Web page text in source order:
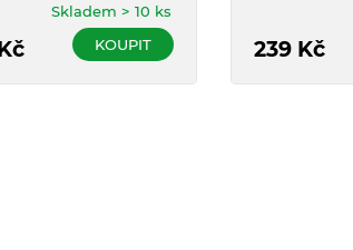
Skladem > 10 ks
KOUPIT
239Kč